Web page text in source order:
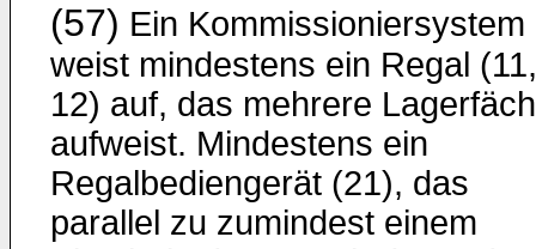
(57) Ein Kommissioniersystem
weist mindestens ein Regal (11,
12) auf, das mehrere
aufweist. Mindestens ein
Regalbediengerät (21), das
parallel zu zumindest einem